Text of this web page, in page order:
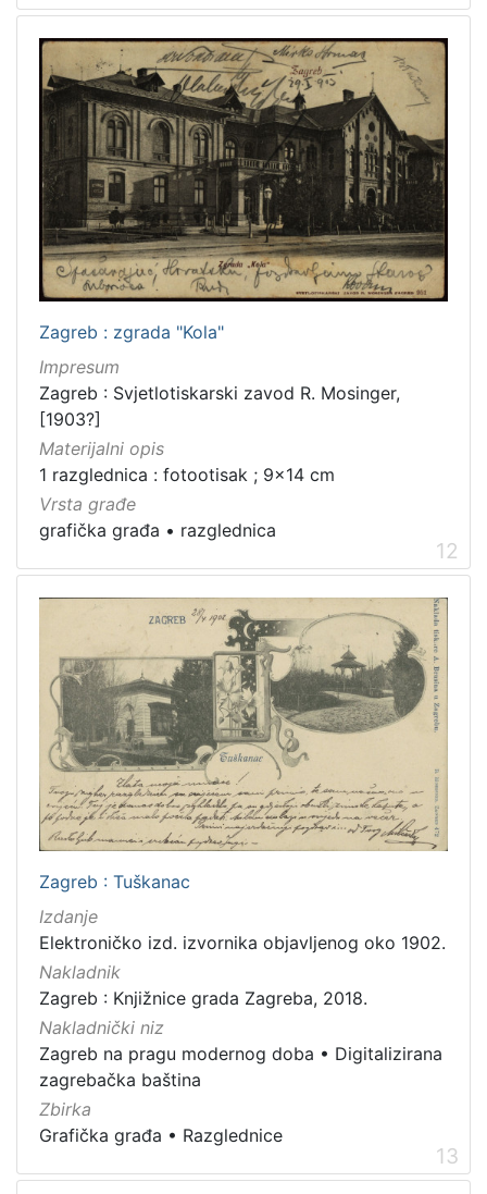
Zagreb : zgrada "Kola"
Impresum
Zagreb : Svjetlotiskarski zavod R. Mosinger,
[1903?]
Materijalni opis
1 razglednica : fotootisak ; 9x14 cm
Vrsta građe
grafička građa • razglednica
12
Zagreb : Tuškanac
Izdanje
Elektroničko izd. izvornika objavljenog oko 1902.
Nakladnik
Zagreb : Knjižnice grada Zagreba, 2018.
Nakladnički niz
Zagreb na pragu modernog doba • Digitalizirana
zagrebačka baština
Zbirka
Grafička građa • Razglednice
13